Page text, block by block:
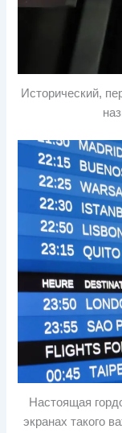
Исторический,
Настоящая
экранах такого